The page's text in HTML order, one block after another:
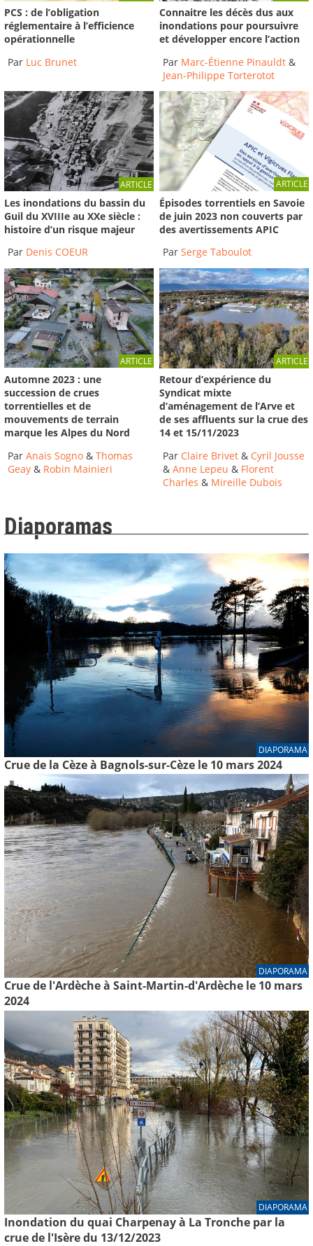
PCS : de l’obligation
réglementaire à l’efficience
opérationnelle
Par Luc Brunet
Connaitre les décès dus aux
inondations pour poursuivre
et développer encore l’action
Par Marc-Étienne Pinauldt &
Jean-Philippe Torterotot
ARTICLE
Les inondations du bassin du
Guil du XVIIIe au XXe siècle :
histoire d’un risque majeur
Par Denis COEUR
ARTICLE
Épisodes torrentiels en Savoie
de juin 2023 non couverts par
des avertissements APIC
ParSerge Taboulot
ARTICLE
Automne 2023 : une
succession de crues
torrentielles et de
mouvements de terrain
marque les Alpes du Nord
Par Anaïs Sogno & Thomas
Geay & Robin Mainieri
ARTICLE
Retour d’expérience du
Syndicat mixte
d’aménagement de l’Arve et
de ses affluents sur la crue des
14 et 15/11/2023
Par Claire Brivet & Cyril Jousse
&Anne Lepeu& Florent
Charles & Mireille Dubois
Diaporamas
DIAPORAMA
Crue de la Cèze à Bagnols-sur-Cèze le 10 mars 2024
DIAPORAMA
Crue de l'Ardèche à Saint-Martin-d'Ardèche le 10 mars
2024
DIAPORAMA
Inondation du quai Charpenay à La Tronche par la
crue de l'Isère du 13/12/2023